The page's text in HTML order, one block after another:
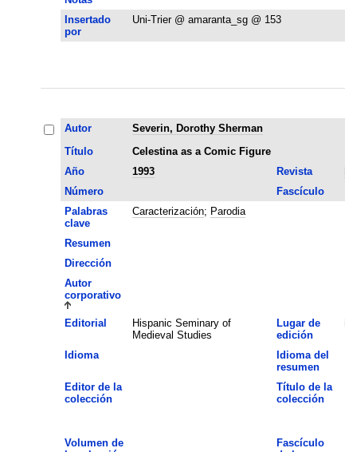
Insertado
por
Uni-Trier @ amaranta_sg @ 153
Autor
Severin, Dorothy Sherman
Título
Celestina as a Comic Figure
Año
1993 Revista
Número
Fascículo
Palabras
clave
Caracterización; Parodia
Resumen
Dirección
Autor
corporativo
Editorial
Hispanic Seminary of
Medieval Studies
Lugar de
edición
Idioma
Idioma del
resumen
Editor de la
colección
Título de la
colección
Volumen de
Fascículo